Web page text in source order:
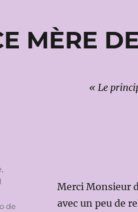
MÈRE
« Le
Merci Monsieur
avec un peu de
,
de